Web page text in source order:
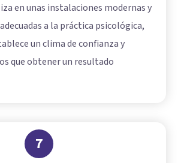
en unas instalaciones modernas y
a la práctica psicológica,
un clima de confianza y
que obtener un resultado
7